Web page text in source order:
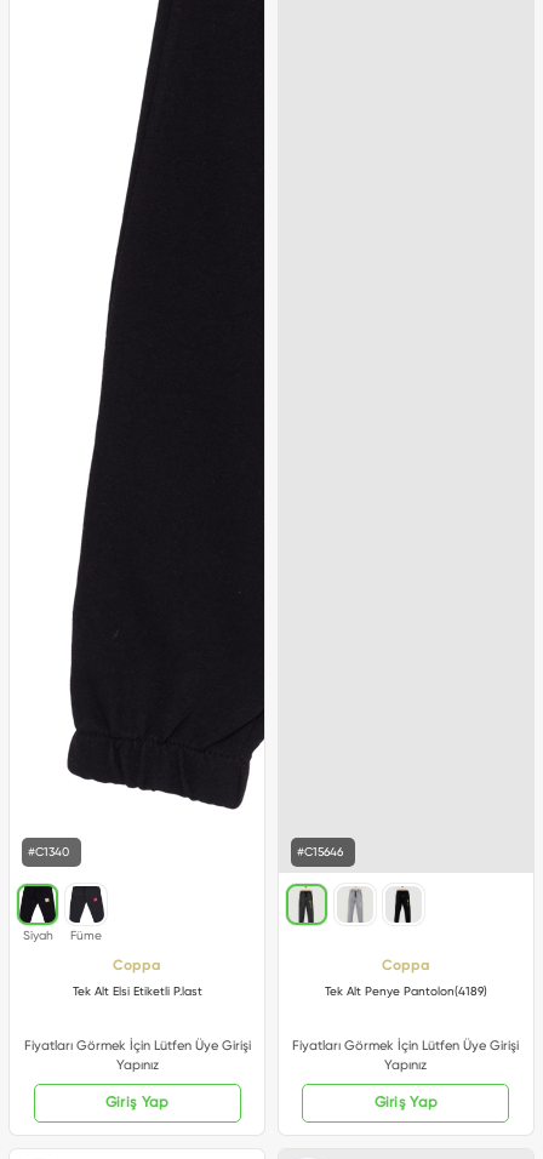
#C1340
Coppa
Tek Alt Elsi Etiketli P.last
Fiyatları Görmek İçin Lütfen Üye Girişi
Yapınız
Giriş Yap
#C15646
Coppa
Tek Alt Penye Pantolon(4189)
Fiyatları Görmek İçin Lütfen Üye Girişi
Yapınız
Giriş Yap